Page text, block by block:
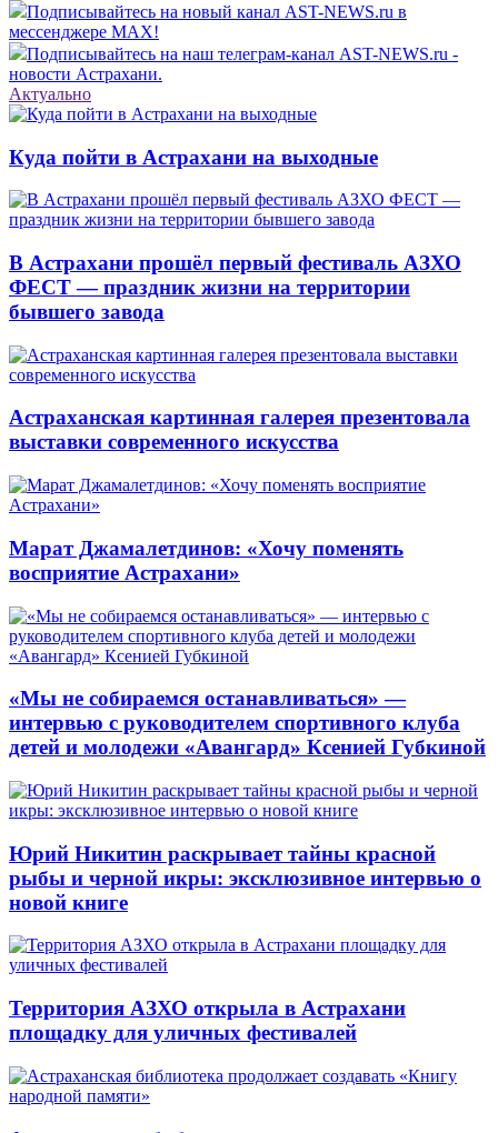
Подписывайтесь на новый канал AST-NEWS.ru в
мессенджере MAX!
Подписывайтесь на наш телеграм-канал AST-NEWS.ru -
новости Астрахани.
Актуально
Куда пойти в Астрахани на выходные
В Астрахани прошёл первый фестиваль АЗХО
ФЕСТ — праздник жизни на территории
бывшего завода
Астраханская картинная галерея презентовала
выставки современного искусства
Марат Джамалетдинов: «Хочу поменять
восприятие Астрахани»
«Мы не собираемся останавливаться» —
интервью с руководителем спортивного клуба
детей и молодежи «Авангард» Ксенией Губкиной
Юрий Никитин раскрывает тайны красной
рыбы и черной икры: эксклюзивное интервью о
новой книге
Территория АЗХО открыла в Астрахани
площадку для уличных фестивалей